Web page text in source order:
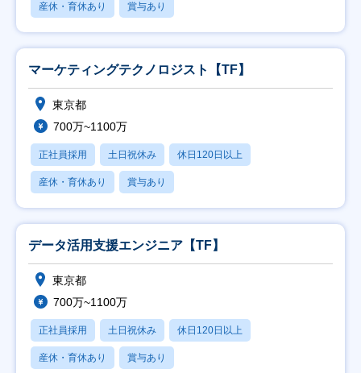
産休・育休あり 賞与あり
マーケティングテクノロジスト【TF】
東京都
700万~1100万
正社員採用 土日祝休み 休日120日以上
産休・育休あり 賞与あり
データ活用支援エンジニア【TF】
東京都
700万~1100万
正社員採用 土日祝休み 休日120日以上
産休・育休あり 賞与あり